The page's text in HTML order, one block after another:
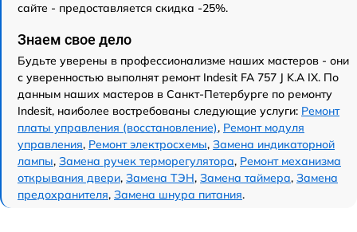
сайте - предоставляется скидка -25%.
Знаем свое дело
Будьте уверены в профессионализме наших мастеров - они
с уверенностью выполнят ремонт Indesit FA 757 J K.A IX. По
данным наших мастеров в Санкт-Петербурге по ремонту
Indesit, наиболее востребованы следующие услуги: Ремонт
платы управления (восстановление), Ремонт модуля
управления, Ремонт электросхемы, Замена индикаторной
лампы, Замена ручек терморегулятора, Ремонт механизма
открывания двери, Замена ТЭН, Замена таймера, Замена
предохранителя, Замена шнура питания.